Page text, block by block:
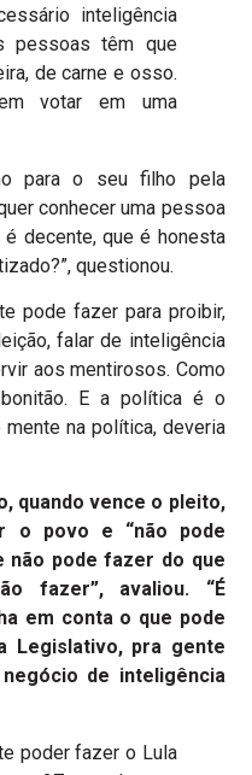
inteligência
pessoas têm que
de carne e osso.
votar em uma
para o seu filho pela
conhecer uma pessoa
decente, que é honesta
questionou.
pode fazer para proibir,
falar de inteligência
aos mentirosos. Como
E a política é o
na política, deveria
quando vence o pleito,
o povo e “não pode
não pode fazer do que
fazer”, avaliou. “É
em conta o que pode
Legislativo, pra gente
de inteligência
poder fazer o Lula